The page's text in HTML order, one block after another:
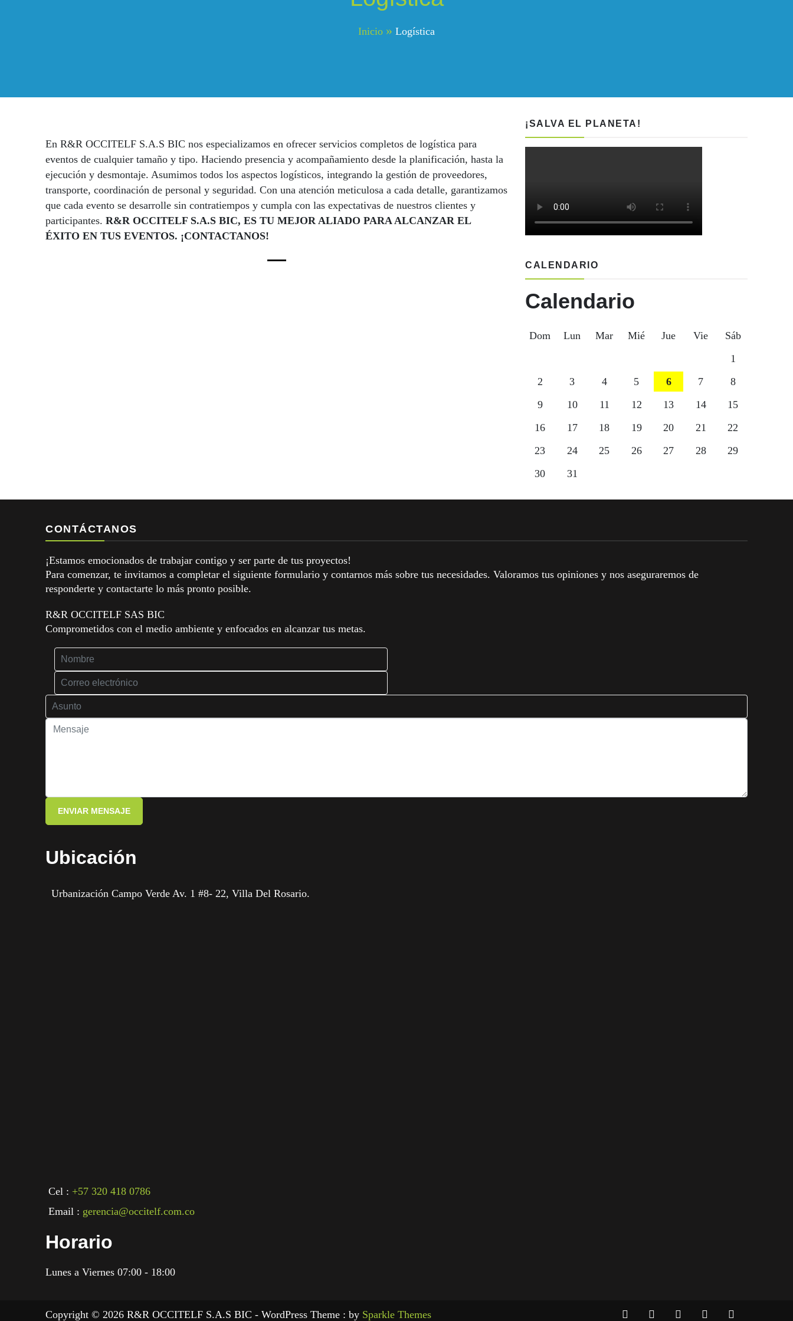
Inicio Logística
En R&R OCCITELF S.A.S BIC nos especializamos en ofrecer servicios completos de logística para
eventos de cualquier tamaño y tipo. Haciendo presencia y acompañamiento desde la planificación, hasta la
ejecución y desmontaje. Asumimos todos los aspectos logísticos, integrando la gestión de proveedores,
transporte, coordinación de personal y seguridad. Con una atención meticulosa a cada detalle, garantizamos
que cada evento se desarrolle sin contratiempos y cumpla con las expectativas de nuestros clientes y
participantes. R&R OCCITELF S.A.S BIC, ES TU MEJOR ALIADO PARA ALCANZAR EL
ÉXITO EN TUS EVENTOS. ¡CONTACTANOS!
¡SALVA EL PLANETA!
CALENDARIO
Calendario
Dom Lun Mar Mié Jue Vie
Sáb
1
2
3 4 5 6 7
8
9
10 11 12 13 14
15
16
17 18 19 20 21
22
23
24 25 26 27 28
29
30
31
CONTÁCTANOS
¡Estamos emocionados de trabajar contigo y ser parte de tus proyectos!
Para comenzar, te invitamos a completar el siguiente formulario y contarnos más sobre tus necesidades. Valoramos tus opiniones y nos aseguraremos de
responderte y contactarte lo más pronto posible.
R&R OCCITELF SAS BIC
Comprometidos con el medio ambiente y enfocados en alcanzar tus metas.
ENVIAR MENSAJE
Ubicación
Urbanización Campo Verde Av. 1 #8- 22, Villa Del Rosario.
Cel : +57 320 418 0786
Email : gerencia@occitelf.com.co
Horario
Lunes a Viernes 07:00 - 18:00
Copyright © 2026 R&R OCCITELF S.A.S BIC - WordPress Theme : by Sparkle Themes